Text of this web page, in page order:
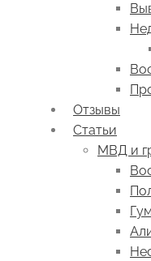
Отзывы
Статьи
МВД и